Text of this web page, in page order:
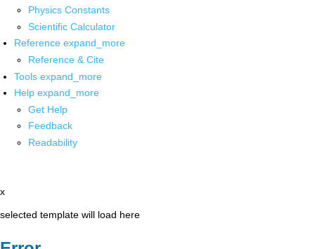
Physics Constants
Scientific Calculator
Reference expand_more
Reference & Cite
Tools expand_more
Help expand_more
Get Help
Feedback
Readability
x
selected template will load here